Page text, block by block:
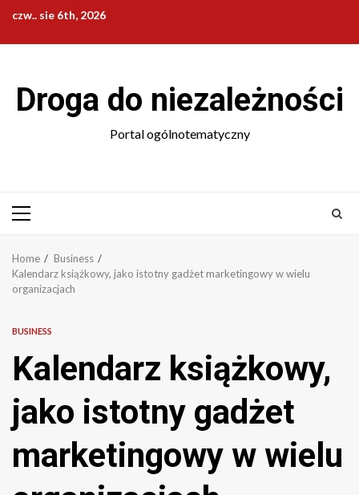
content
czw.. sie 6th, 2026
Droga do niezależności
Portal ogólnotematyczny
Primary
Home
Business
Kalendarz książkowy, jako istotny gadżet marketingowy w wielu
organizacjach
BUSINESS
Kalendarz książkowy,
jako istotny gadżet
marketingowy w wielu